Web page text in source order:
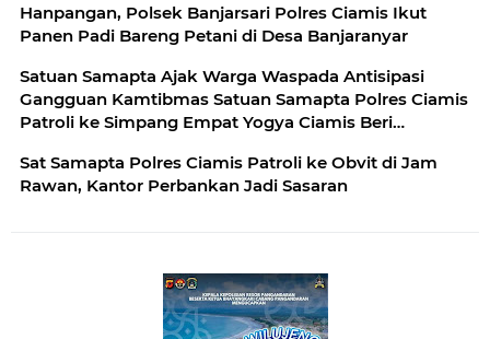
Hanpangan, Polsek Banjarsari Polres Ciamis Ikut
Panen Padi Bareng Petani di Desa Banjaranyar
Satuan Samapta Ajak Warga Waspada Antisipasi
Gangguan Kamtibmas Satuan Samapta Polres Ciamis
Patroli ke Simpang Empat Yogya Ciamis Beri
Samapta Polres Ciamis Beri Himbauan Kamtibmas ke
Warga
Sat Samapta Polres Ciamis Patroli ke Obvit di Jam
Rawan, Kantor Perbankan Jadi Sasaran